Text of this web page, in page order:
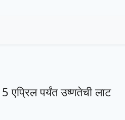
एप्रिल पर्यंत उष्णतेची लाट